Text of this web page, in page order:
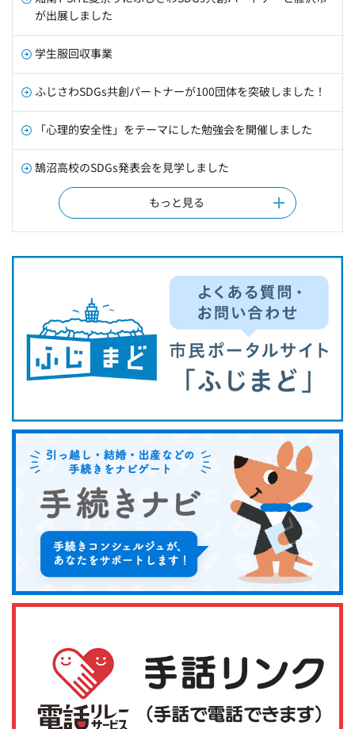
が出展しました
学生服回収事業
ふじさわSDGs共創パートナーが100団体を突破しました！
「心理的安全性」をテーマにした勉強会を開催しました
鵠沼高校のSDGs発表会を見学しました
もっと見る